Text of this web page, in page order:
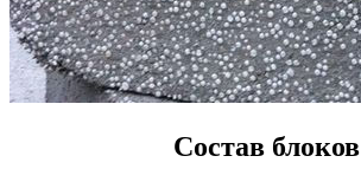
Состав блоков